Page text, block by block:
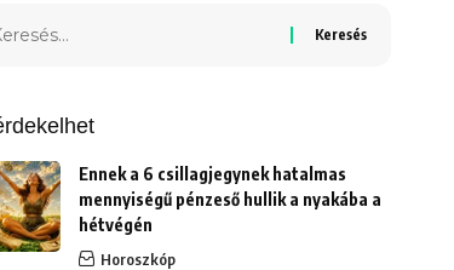
Ennek a 6 csillagjegynek hatalmas
mennyiségű pénzeső hullik a nyakába a
hétvégén
Horoszkóp